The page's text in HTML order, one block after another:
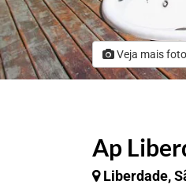
Veja mais
Ap
Liberdade,